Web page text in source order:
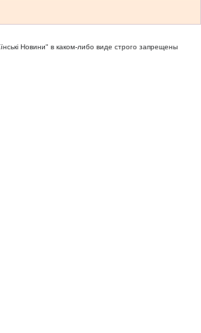
Новини" в каком-либо виде строго запрещены